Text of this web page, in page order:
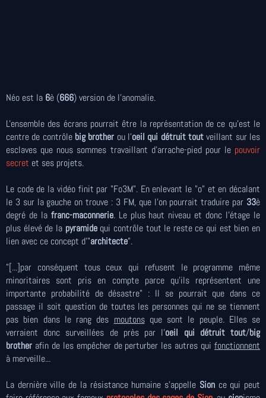
Néo est la 6è (666) version de l'anomalie.
L'ensemble des écrans pourrait être la représentation de ce qu'est le
centre de contrôlebig brother ou l'oeil qui détruit toutveillant sur les
esclaves que nous sommes travaillant d'arrache-pied pour le pouvoir
secret et ses projets.
Le code de la vidéo finit par "Fo3M". En enlevant le "o" et en décalant
le 3 sur la gauche on trouve : 3 FM, que l'on pourrait traduire par 33è
degré de lafranc-maconnerie. Le plus haut niveau et donc l'étage le
plus élevé de la pyramidequi contrôle tout le reste ce qui est bien en
lien avec ce concept d'"architecte".
"[...]par conséquent tous ceux qui refusent le programme même
minoritaires sont pris en compte parce qu'ils représentent une
importante probabilité de désastre" : Il se pourrait que dans ce
passage il soit question de toutes les personnes qui ne se tiennent
pas bien dans le rang des moutonsque sont le peuple. Elles se
verraient donc surveillées de près par l'oeil qui détruit tout/big
brother afin de les empêcher de perturber les autres qui fonctionnent
à merveille...
La dernière ville de la résistance humaine s’appelle Sionce qui peut